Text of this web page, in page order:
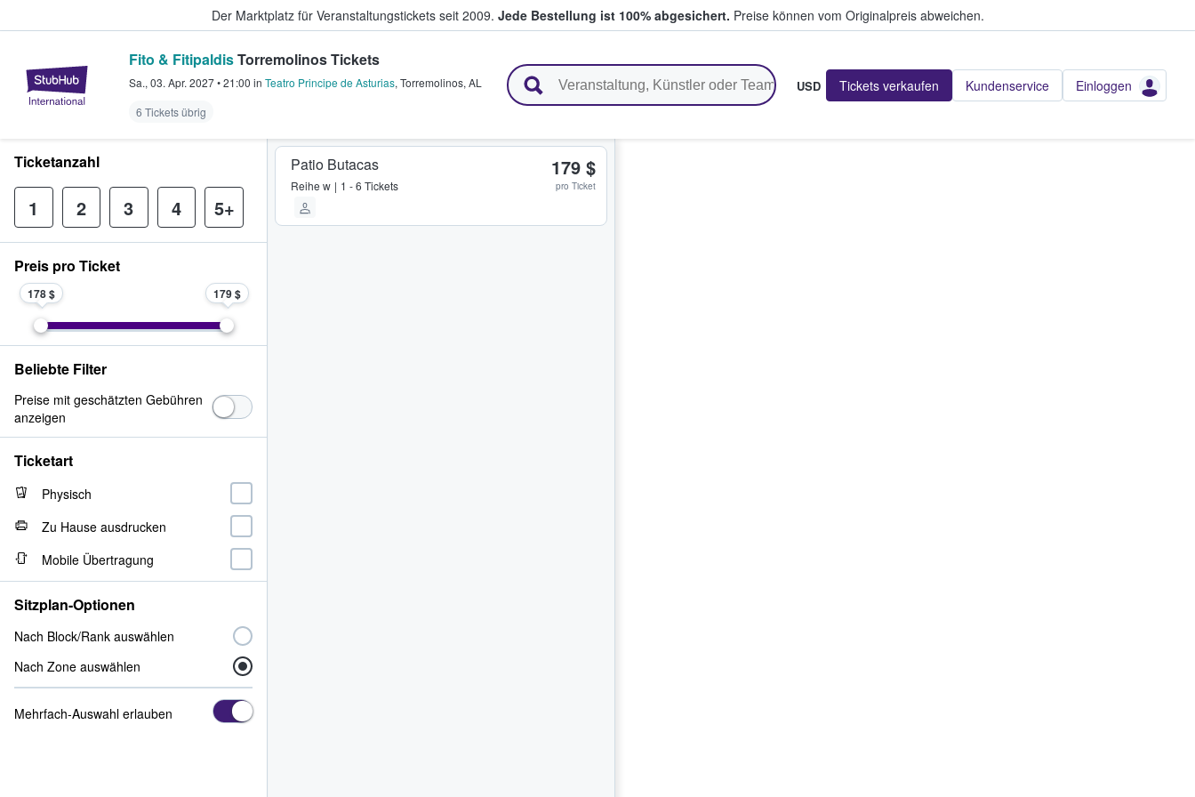
Der Marktplatz für Veranstaltungstickets seit 2009. Jede Bestellung ist 100% abgesichert. Preise können vom Originalpreis abweichen.
StubHub - Wo Fans Tickets kaufen & verkaufen
Fito & FitipaldisTorremolinos Tickets
Sa., 03. Apr. 2027•21:00 in Teatro Principe de Asturias, Torremolinos, AL
6 Tickets übrig
USD Tickets verkaufen Kundenservice Einloggen
Patio Butacas
Reihe w 1 - 6 Tickets
179 $
pro Ticket
Ticketanzahl
1 2 3 4 5+
Preis pro Ticket
178 $ 179 $
Beliebte Filter
Preise mit geschätzten Gebühren
anzeigen
Ticketart
Physisch
Zu Hause ausdrucken
Mobile Übertragung
Sitzplan-Optionen
Nach Block/Rank auswählen
Nach Zone auswählen
Mehrfach-Auswahl erlauben